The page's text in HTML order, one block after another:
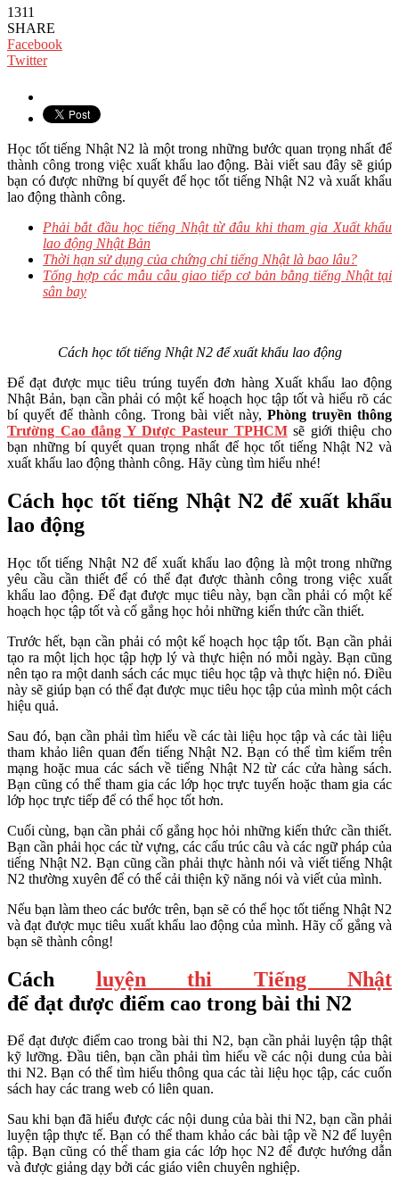
1311
SHARE
Facebook
Twitter
Học tốt tiếng Nhật N2 là một trong những bước quan trọng nhất để
thành công trong việc xuất khẩu lao động. Bài viết sau đây sẽ giúp
bạn có được những bí quyết để học tốt tiếng Nhật N2 và xuất khẩu
lao động thành công.
Phải bắt đầu học tiếng Nhật từ đâu khi tham gia Xuất khẩu
lao động Nhật Bản
Thời hạn sử dụng của chứng chỉ tiếng Nhật là bao lâu?
Tổng hợp các mẫu câu giao tiếp cơ bản bằng tiếng Nhật tại
sân bay
Cách học tốt tiếng Nhật N2 để xuất khẩu lao động
Để đạt được mục tiêu trúng tuyển đơn hàng Xuất khẩu lao động
Nhật Bản, bạn cần phải có một kế hoạch học tập tốt và hiểu rõ các
bí quyết để thành công. Trong bài viết này, Phòng truyền thông
Trường Cao đẳng Y Dược Pasteur TPHCMsẽ giới thiệu cho
bạn những bí quyết quan trọng nhất để học tốt tiếng Nhật N2 và
xuất khẩu lao động thành công. Hãy cùng tìm hiểu nhé!
Cách học tốt tiếng Nhật N2 để xuất khẩu
lao động
Học tốt tiếng Nhật N2 để xuất khẩu lao động là một trong những
yêu cầu cần thiết để có thể đạt được thành công trong việc xuất
khẩu lao động. Để đạt được mục tiêu này, bạn cần phải có một kế
hoạch học tập tốt và cố gắng học hỏi những kiến thức cần thiết.
Trước hết, bạn cần phải có một kế hoạch học tập tốt. Bạn cần phải
tạo ra một lịch học tập hợp lý và thực hiện nó mỗi ngày. Bạn cũng
nên tạo ra một danh sách các mục tiêu học tập và thực hiện nó. Điều
này sẽ giúp bạn có thể đạt được mục tiêu học tập của mình một cách
hiệu quả.
Sau đó, bạn cần phải tìm hiểu về các tài liệu học tập và các tài liệu
tham khảo liên quan đến tiếng Nhật N2. Bạn có thể tìm kiếm trên
mạng hoặc mua các sách về tiếng Nhật N2 từ các cửa hàng sách.
Bạn cũng có thể tham gia các lớp học trực tuyến hoặc tham gia các
lớp học trực tiếp để có thể học tốt hơn.
Cuối cùng, bạn cần phải cố gắng học hỏi những kiến thức cần thiết.
Bạn cần phải học các từ vựng, các cấu trúc câu và các ngữ pháp của
tiếng Nhật N2. Bạn cũng cần phải thực hành nói và viết tiếng Nhật
N2 thường xuyên để có thể cải thiện kỹ năng nói và viết của mình.
Nếu bạn làm theo các bước trên, bạn sẽ có thể học tốt tiếng Nhật N2
và đạt được mục tiêu xuất khẩu lao động của mình. Hãy cố gắng và
bạn sẽ thành công!
Cách luyện thi Tiếng Nhật
để đạt được điểm cao trong bài thi N2
Để đạt được điểm cao trong bài thi N2, bạn cần phải luyện tập thật
kỹ lưỡng. Đầu tiên, bạn cần phải tìm hiểu về các nội dung của bài
thi N2. Bạn có thể tìm hiểu thông qua các tài liệu học tập, các cuốn
sách hay các trang web có liên quan.
Sau khi bạn đã hiểu được các nội dung của bài thi N2, bạn cần phải
luyện tập thực tế. Bạn có thể tham khảo các bài tập về N2 để luyện
tập. Bạn cũng có thể tham gia các lớp học N2 để được hướng dẫn
và được giảng dạy bởi các giáo viên chuyên nghiệp.